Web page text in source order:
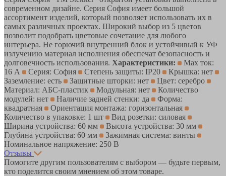
современном дизайне. Серия София имеет большой
ассортимент изделий, который позволяет использовать их в
самых различных проектах. Широкий выбор из 5 цветов
позволит подобрать цветовые сочетание для любого
интерьера. Не горючий внутренний блок и устойчивый к УФ
излучению материал исполнения обеспечат безопасность и
долговечность использования. Характеристики:
Max ток:
16 А
Серия: София Степень защиты: IP20
Крышка: нет
Заземление: есть
Защитные шторки: нет
Цвет: серебро
Материал: АБС-пластик
Модульная: нет
Количество
модулей: нет
Наличие задней стенки: да
Форма:
квадратная
Ориентация монтажа: горизонтальная
Количество в упаковке: 1 шт
Вид розетки: силовая
Ширина устройства: 60 мм
Высота устройства: 30 мм
Глубина устройства: 60 мм
Зажимная система: винты
Номинальное напряжение: 250 В
Отзывы
Помогите другим пользователям с выбором — будьте первым,
кто поделится своим мнением об этом товаре.